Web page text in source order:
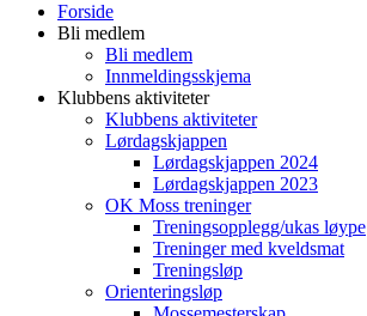
Forside
Bli medlem
Bli medlem
Innmeldingsskjema
Klubbens aktiviteter
Klubbens aktiviteter
Lørdagskjappen
Lørdagskjappen 2024
Lørdagskjappen 2023
OK Moss treninger
Treningsopplegg/ukas løype
Treninger med kveldsmat
Treningsløp
Orienteringsløp